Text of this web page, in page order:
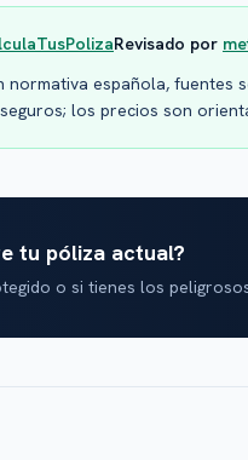
Revisado por
normativa española,
los precios son
tu póliza actual?
o si tienes los